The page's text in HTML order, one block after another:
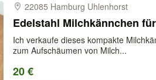
22085 Hamburg Uhlenhorst
Edelstahl Milchkännchen
Ich verkaufe dieses kompakte
zum Aufschäumen von Milch...
20 €